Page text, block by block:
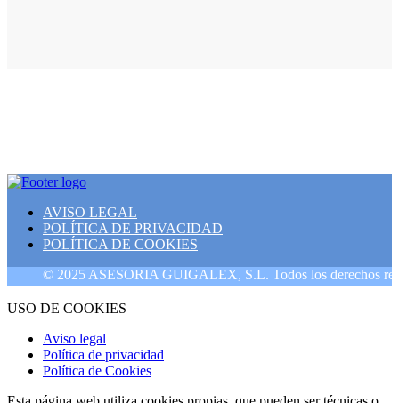
AVISO LEGAL
POLÍTICA DE PRIVACIDAD
POLÍTICA DE COOKIES
© 2025 ASESORIA GUIGALEX, S.L. Todos los derechos
USO DE COOKIES
Aviso legal
Política de privacidad
Política de Cookies